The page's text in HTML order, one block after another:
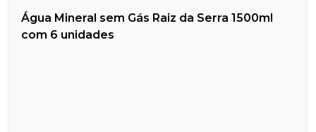
Água Mineral sem Gás Raiz da Serra 1500ml
com 6 unidades